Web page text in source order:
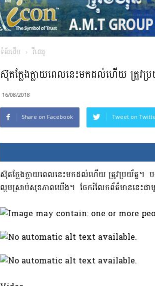
ទំព័រដើម វីដេអូ
ស៊ុតក្លែងក្លាយពេលនេះមកដល់ហើយ​ ត្រូវប្រ
16/08/2018
Share on Facebook Tweet on
ស៊ុតក្លែងក្លាយពេលនេះមកដល់ហើយ​ ត្រូវប្រយ័ត្
ល្អមស្រាប់សុខភាពយើង។​​ ចែករំលែកព័ត៌មាននេះជា